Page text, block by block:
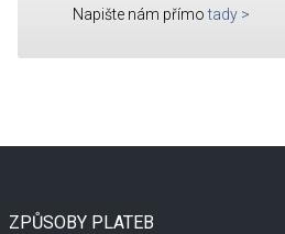
Napište nám přímo tady >
ZPŮSOBY PLATEB